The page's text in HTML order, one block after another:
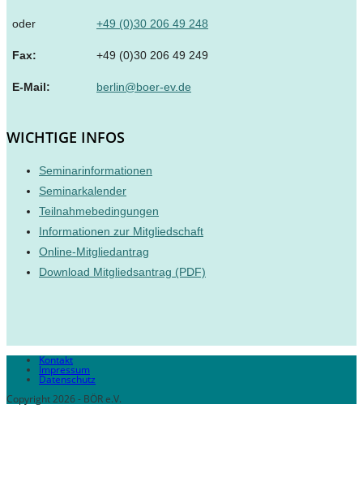
oder +49 (0)30 206 49 248
Fax: +49 (0)30 206 49 249
E-Mail: berlin@boer-ev.de
WICHTIGE INFOS
Seminarinformationen
Seminarkalender
Teilnahmebedingungen
Informationen zur Mitgliedschaft
Online-Mitgliedantrag
Download Mitgliedsantrag (PDF)
Kontakt
Impressum
Datenschutz
Copyright 2026 - BÖR e.V.